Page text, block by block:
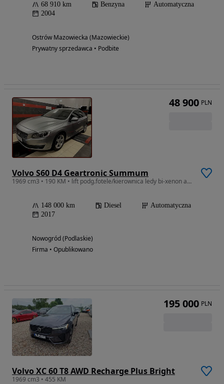
68 910 km Benzyna
Automatyczna
2004
Ostrów Mazowiecka (Mazowieckie)
Prywatny sprzedawca • Podbite
Volvo S60 D4 Geartronic Summum
1969 cm3 • 190 KM • lift podg.fotele/kierownica ledy bi-xenon automat
148 000 km Diesel
Automatyczna
2017
Nowogród (Podlaskie)
Firma • Opublikowano
48 900 PLN
Volvo XC 60 T8 AWD Recharge Plus Bright
1969 cm3 • 455 KM
195 000 PLN